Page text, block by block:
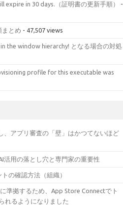
expire in 30 days.（証明書の更新手順）
-
まとめ - 47,507 views
the window hierarchy! となる場合の対処
profile for this executable was
、アプリ審査の「壁」はかつてないほど
活用の落とし穴と専門家の重要性
の確認方法（組織）
準拠するため、App Store Connectでト
れるようになりました